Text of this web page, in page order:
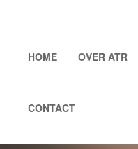
HOME OVER ATR
CONTACT